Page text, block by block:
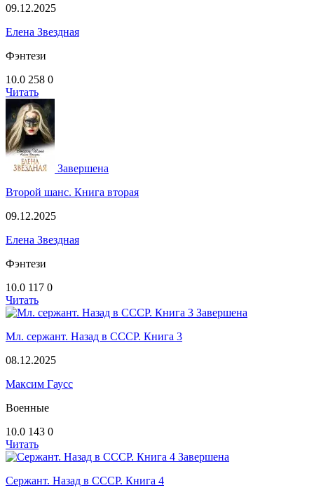
09.12.2025
Елена Звездная
Фэнтези
10.0 258 0
Читать
Завершена
Второй шанс. Книга вторая
09.12.2025
Елена Звездная
Фэнтези
10.0 117 0
Читать
Завершена
Мл. сержант. Назад в СССР. Книга 3
08.12.2025
Максим Гаусс
Военные
10.0 143 0
Читать
Завершена
Сержант. Назад в СССР. Книга 4